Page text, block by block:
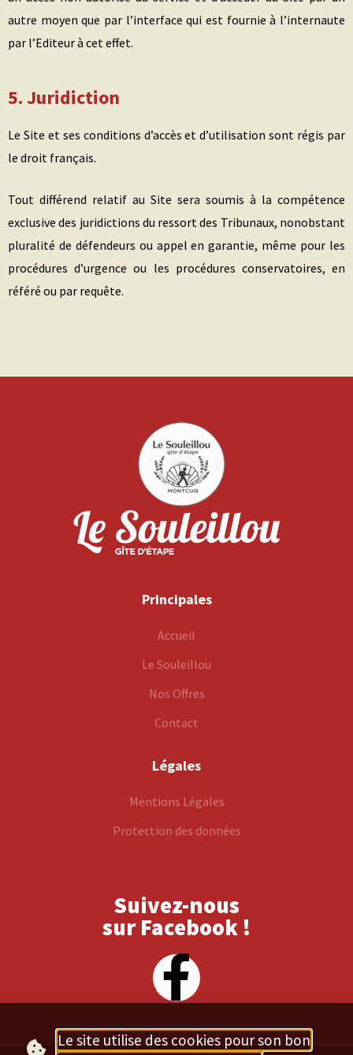
autre moyen que par l’interface qui est fournie à l’internaute
par l’Editeur à cet effet.
5. Juridiction
Le Site et ses conditions d’accès et d’utilisation sont régis par
le droit français.
Tout différend relatif au Site sera soumis à la compétence
exclusive des juridictions du ressort des Tribunaux, nonobstant
pluralité de défendeurs ou appel en garantie, même pour les
procédures d’urgence ou les procédures conservatoires, en
référé ou par requête.
Principales
Accueil
Le Souleillou
Nos Offres
Contact
Légales
Mentions Légales
Protection des données
Suivez-nous
sur Facebook !
Le site utilise des cookies pour son bon